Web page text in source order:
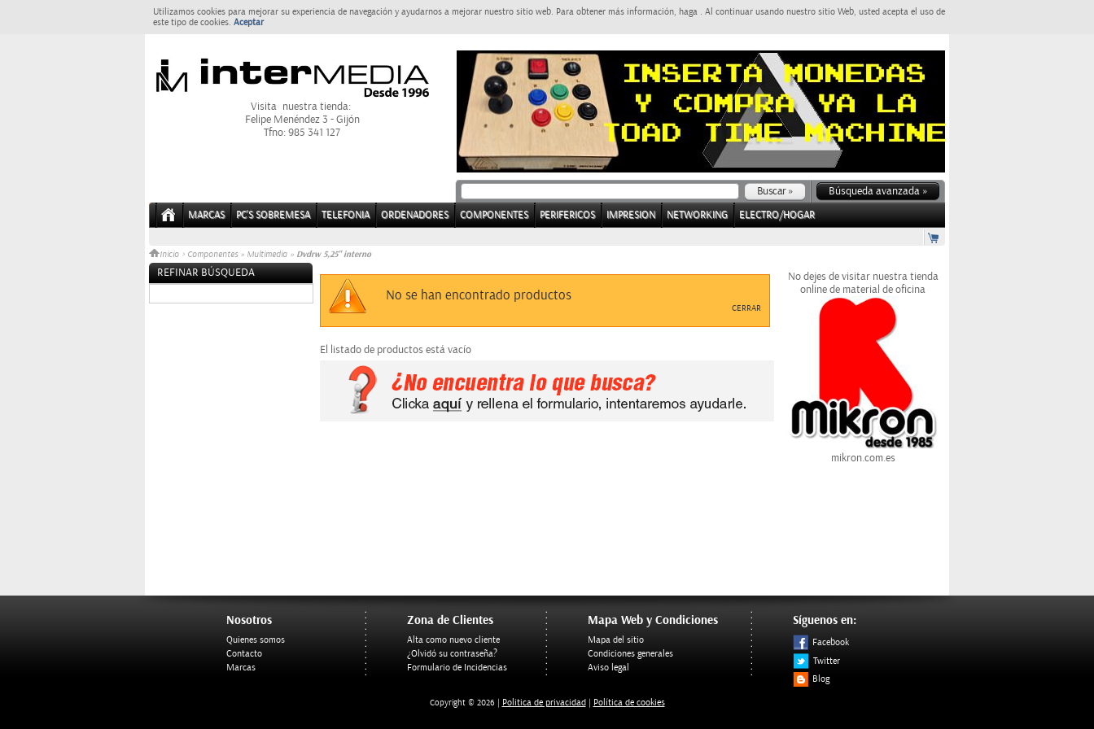
Utilizamos cookies para mejorar su experiencia de navegación y ayudarnos a mejorar nuestro sitio web. Para obtener más información, haga . Al continuar usando nuestro sitio Web, usted acepta el uso de
este tipo de cookies. Aceptar
Visita nuestra tienda:
Felipe Menéndez 3 - Gijón
Tfno: 985 341 127
Búsqueda avanzada »
MARCAS PC'S SOBREMESA TELEFONIA ORDENADORES COMPONENTES PERIFERICOS IMPRESION NETWORKING ELECTRO/HOGAR
Inicio > Componentes » Multimedia » Dvdrw 5,25" interno
REFINAR BÚSQUEDA
No se han encontrado productos
CERRAR
El listado de productos está vacío
No dejes de visitar nuestra tienda
online de material de oficina
mikron.com.es
Nosotros
Quienes somos
Contacto
Marcas
Zona de Clientes
Alta como nuevo cliente
¿Olvidó su contraseña?
Formulario de Incidencias
Mapa Web y Condiciones
Mapa del sitio
Condiciones generales
Aviso legal
Síguenos en:
Facebook
Twitter
Blog
Copyright © 2026 | Politica de privacidad Política de cookies